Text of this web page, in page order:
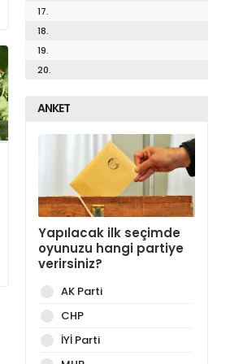
17.
18.
19.
20.
ANKET
Yapılacak ilk seçimde
oyunuzu hangi partiye
verirsiniz?
AK Parti
CHP
İYİ Parti